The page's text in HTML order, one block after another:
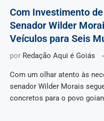
Com Investimento
Senador Wilder
Veículos para Seis
por Redação Aqui é Goiás
Com um olhar atento às
senador Wilder Morais
concretos para o povo